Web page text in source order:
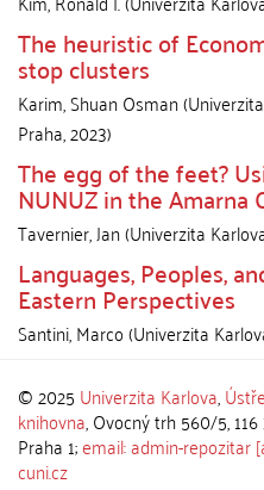
The heuristic of
stop clusters
Karim, Shuan Osman(
Praha,2023)
The egg of the feet?
NUNUZ in the Amarna
Tavernier, Jan(Univerzita
Languages, Peoples,
Eastern Perspectives
Santini, Marco(Univerzita
© 2025 Univerzita Karlova,
knihovna, Ovocný trh 560/5,
Praha 1;email: admin-repozitar
cuni.cz